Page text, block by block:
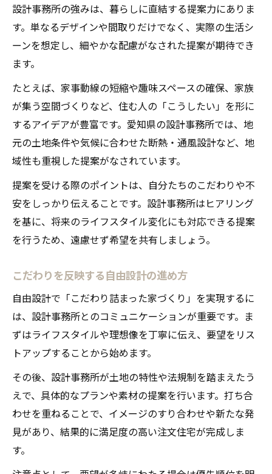
設計事務所とつくる暮らしにフィットする
家
設計事務所の自由設計で土地条件を克服す
る
変形地も設計事務所なら理想の家が叶う
こだわりを守る難条件対応の自由設計例
設計事務所が提案する土地活用の工夫
自由設計×設計事務所で狭小地も快適に変え
る
設計事務所の強みは、暮らしに直結する提案力にありま
す。単なるデザインや間取りだけでなく、実際の生活シ
ーンを想定し、細やかな配慮がなされた提案が期待でき
ます。
たとえば、家事動線の短縮や趣味スペースの確保、家族
が集う空間づくりなど、住む人の「こうしたい」を形に
するアイデアが豊富です。愛知県の設計事務所では、地
元の土地条件や気候に合わせた断熱・通風設計など、地
域性も重視した提案がなされています。
提案を受ける際のポイントは、自分たちのこだわりや不
安をしっかり伝えることです。設計事務所はヒアリング
を基に、将来のライフスタイル変化にも対応できる提案
を行うため、遠慮せず希望を共有しましょう。
こだわりを反映する自由設計の進め方
自由設計で「こだわり詰まった家づくり」を実現するに
は、設計事務所とのコミュニケーションが重要です。ま
ずはライフスタイルや理想像を丁寧に伝え、要望をリス
トアップすることから始めます。
その後、設計事務所が土地の特性や法規制を踏まえたう
えで、具体的なプランや素材の提案を行います。打ち合
わせを重ねることで、イメージのすり合わせや新たな発
見があり、結果的に満足度の高い注文住宅が完成しま
す。